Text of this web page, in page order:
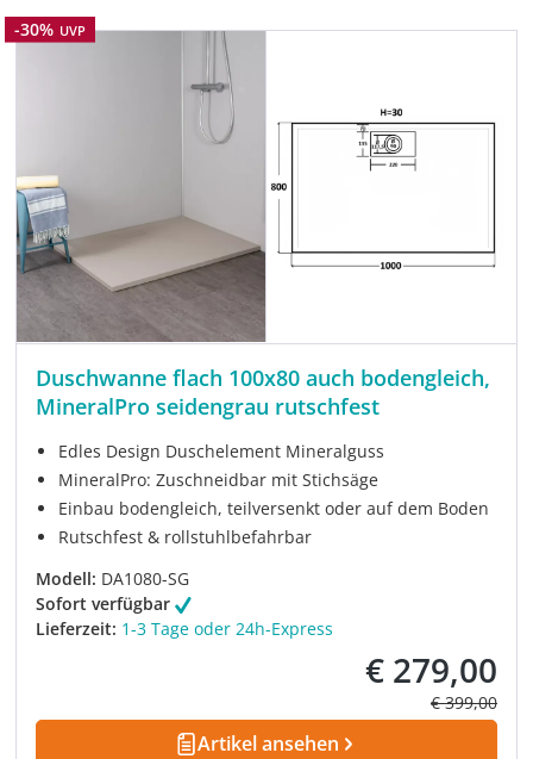
Rabatt
-30% UVP
Duschwanne flach 100x80 auch bodengleich,
MineralPro seidengrau rutschfest
Edles Design Duschelement Mineralguss
MineralPro: Zuschneidbar mit Stichsäge
Einbau bodengleich, teilversenkt oder auf dem Boden
Rutschfest & rollstuhlbefahrbar
Modell: DA1080-SG
Sofort verfügbar
Lieferzeit: 1-3 Tage oder 24h-Express
Verkaufspreis:
€ 279,00
Regulärer
€ 399,00
Artikel ansehen